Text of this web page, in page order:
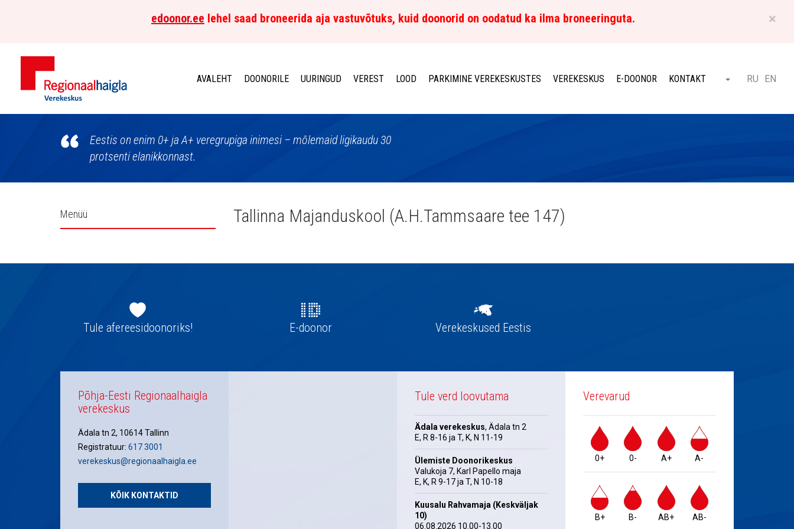
×
edoonor.ee lehel saad broneerida aja vastuvõtuks, kuid doonorid on oodatud ka ilma broneeringuta.
Põhja-
AVALEHT DOONORILE UURINGUD VEREST LOOD PARKIMINE VEREKESKUSTES VEREKESKUS E-DOONOR KONTAKT Otsi ET
RU EN
Eestis on enim 0+ ja A+ veregrupiga inimesi – mõlemaid ligikaudu 30
protsenti elanikkonnast.
Külgpaani
Menüü Tallinna Majanduskool (A.H.Tammsaare tee 147)
navigatsioonTule afereesidoonoriks! E-doonor Verekeskused Eestis
Põhja-Eesti Regionaalhaigla
verekeskus
Ädala tn 2, 10614 Tallinn
Registratuur: 617 3001
verekeskus@regionaalhaigla.ee
KÕIK KONTAKTID
Tule verd loovutama
Ädala verekeskus, Ädala tn 2
E, R 8-16 ja T, K, N 11-19
Ülemiste Doonorikeskus
Valukoja 7, Karl Papello maja
E, K, R 9-17 ja T, N 10-18
Kuusalu Rahvamaja (Keskväljak
10)
06.08.2026 10.00-13.00
Verevarud
0+ 0- A+ A-
B+ B- AB+ AB-